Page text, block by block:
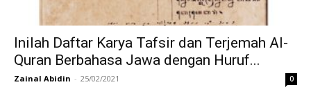
Inilah Daftar Karya Tafsir dan Terjemah Al-
Quran Berbahasa Jawa dengan Huruf...
Zainal Abidin - 25/02/2021 0